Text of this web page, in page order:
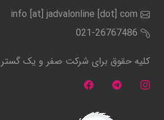
info [at] jadvalonline [dot] com
021-26767486
کلیه حقوق برای شرکت صفر و یک